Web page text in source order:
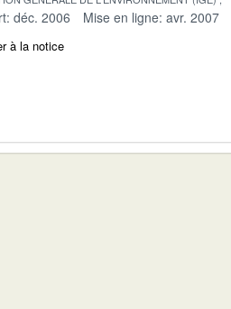
déc. 2006 Mise en ligne: avr. 2007
à la notice